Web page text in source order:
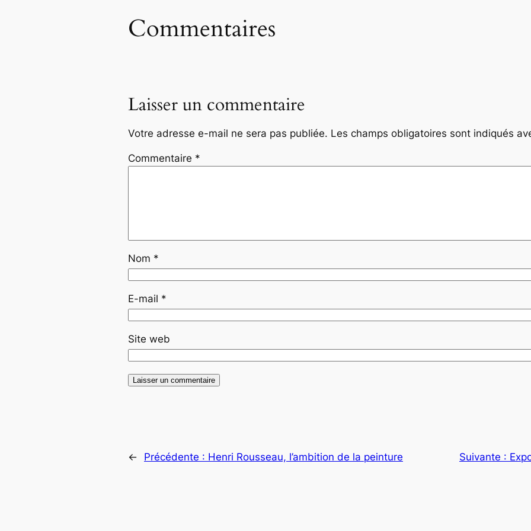
Commentaires
Laisser un commentaire
Votre adresse e-mail ne sera pas publiée. Les champs obligatoires sont indiqués
Commentaire *
Nom *
E-mail *
Site web
← Précédente : Henri Rousseau, l’ambition de la peinture Suivante :